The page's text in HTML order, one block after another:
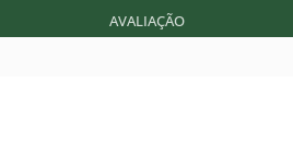
AVALIAÇÃO